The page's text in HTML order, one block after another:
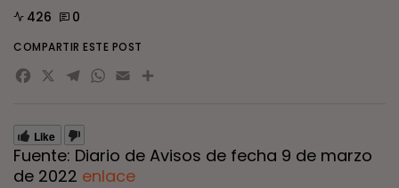
Like
Fuente: Diario de Avisos de fecha 9 de marzo
de 2022 enlace
426 0
COMPARTIR ESTE POST
Facebook
X Telegram
WhatsApp
EmailCompartir